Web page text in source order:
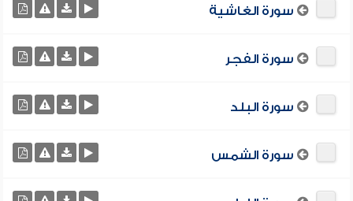
سورة الغاشية
سورة الفجر
سورة البلد
سورة الشمس